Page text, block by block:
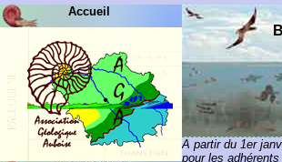
A partir du 1er
pour les
Accueil